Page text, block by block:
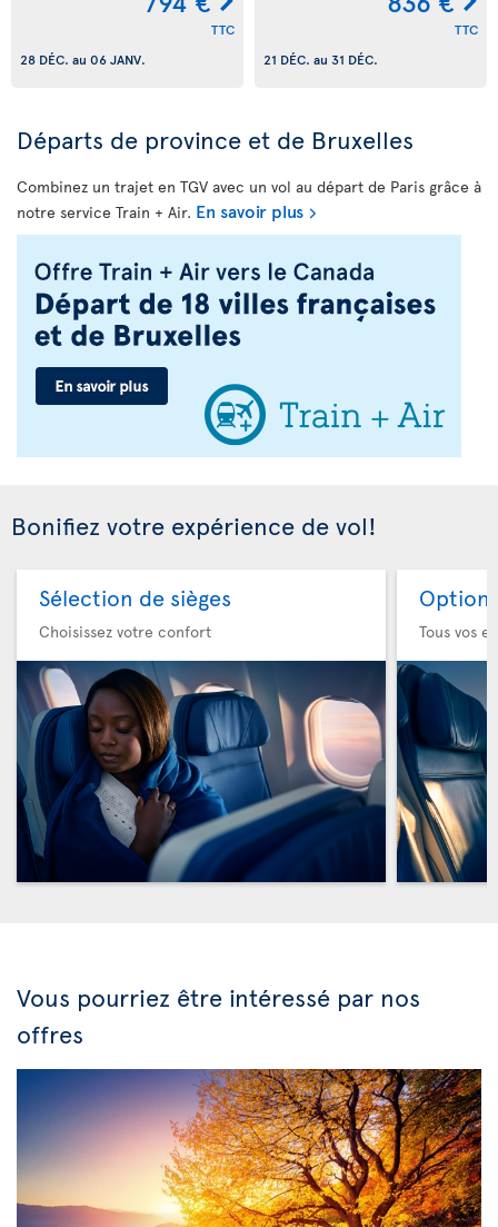
TTC
28 DÉC. au 06 JANV.
TTC
21 DÉC. au 31 DÉC.
Départs de province et de Bruxelles
Combinez un trajet en TGV avec un vol au départ de Paris grâce à
notre service Train + Air. En savoir plus
Bonifiez votre expérience de vol!
Sélection de sièges
Choisissez votre confort
Option
Tous vos
Vous pourriez être intéressé par nos
offres